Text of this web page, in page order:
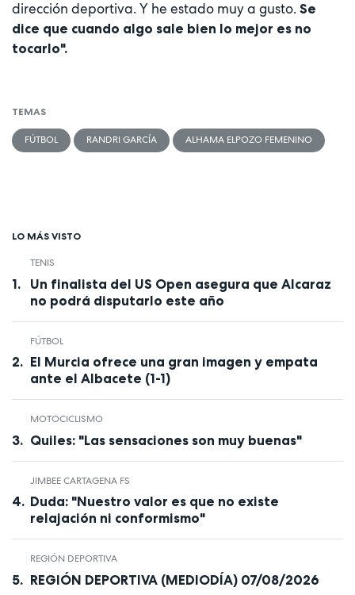
dirección deportiva. Y he estado muy a gusto. Se
dice que cuando algo sale bien lo mejor es no
tocarlo".
TEMAS
FÚTBOL RANDRI GARCÍA ALHAMA ELPOZO FEMENINO
LO MÁS VISTO
TENIS
Un finalista del US Open asegura que Alcaraz
no podrá disputarlo este año
FÚTBOL
El Murcia ofrece una gran imagen y empata
ante el Albacete (1-1)
MOTOCICLISMO
Quiles: "Las sensaciones son muy buenas"
JIMBEE CARTAGENA FS
Duda: "Nuestro valor es que no existe
relajación ni conformismo"
REGIÓN DEPORTIVA
REGIÓN DEPORTIVA (MEDIODÍA) 07/08/2026